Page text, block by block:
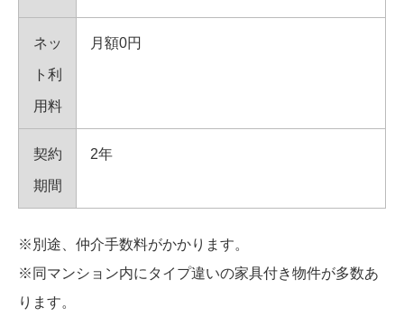
ネッ
ト利
用料
月額0円
契約
期間
2年
※別途、仲介手数料がかかります。
※同マンション内にタイプ違いの家具付き物件が多数あ
ります。